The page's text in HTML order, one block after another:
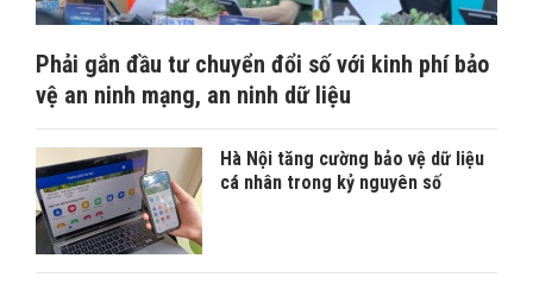
Phải gắn đầu tư chuyển đổi số với kinh phí bảo
vệ an ninh mạng, an ninh dữ liệu
Hà Nội tăng cường bảo vệ dữ liệu
cá nhân trong kỷ nguyên số